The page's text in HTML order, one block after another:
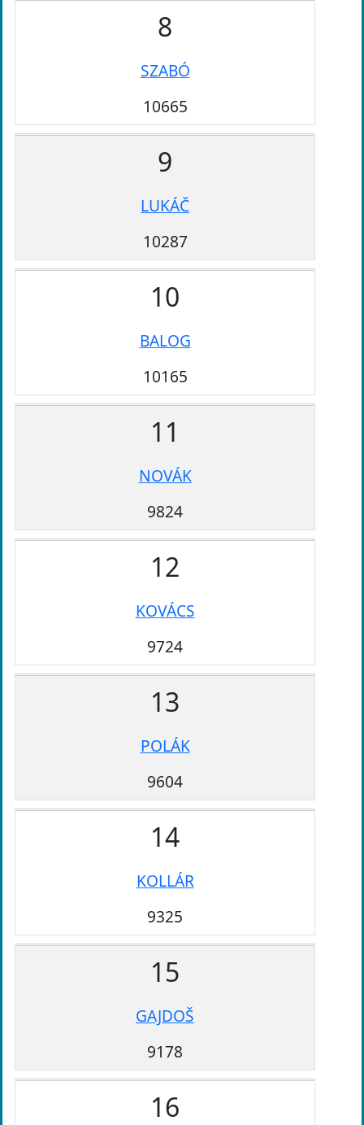
8
SZABÓ
10665
9
LUKÁČ
10287
10
BALOG
10165
11
NOVÁK
9824
12
KOVÁCS
9724
13
POLÁK
9604
14
KOLLÁR
9325
15
GAJDOŠ
9178
16